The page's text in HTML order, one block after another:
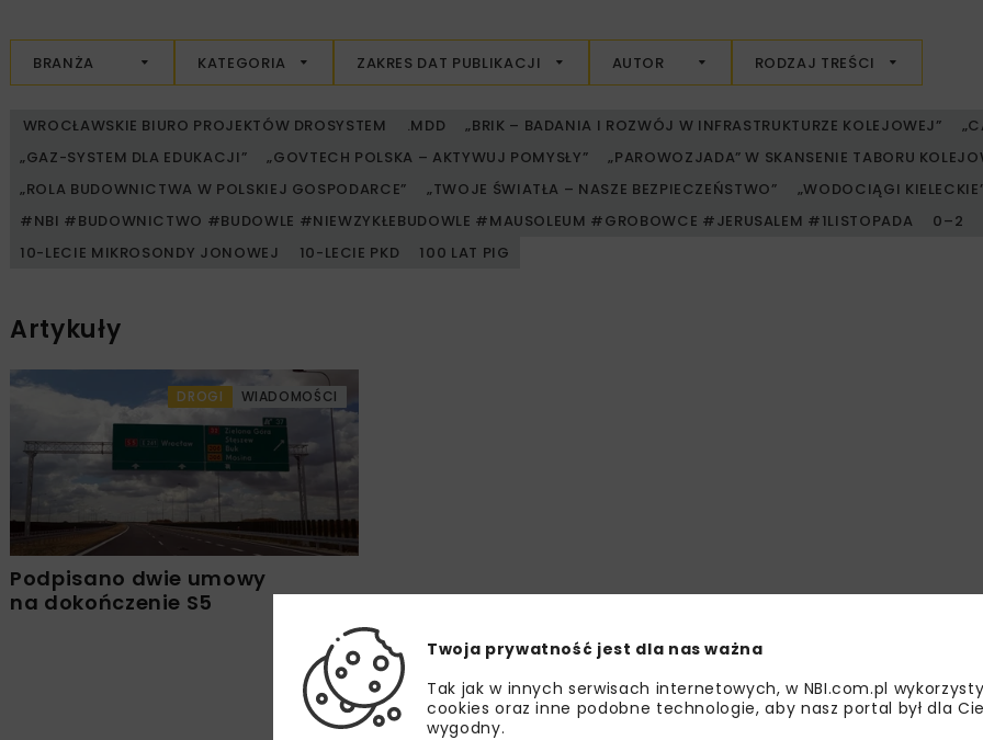
BRANŻA KATEGORIA ZAKRES DAT PUBLIKACJI AUTOR RODZAJ TREŚCI
WROCŁAWSKIE BIURO PROJEKTÓW DROSYSTEM .MDD „BRIK – BADANIA I ROZWÓJ W INFRASTRUKTURZE KOLEJOWEJ”
„GAZ-SYSTEM DLA EDUKACJI”
„GOVTECH POLSKA – AKTYWUJ POMYSŁY”
„PAROWOZJADA” W SKANSENIE TABORU
„ROLA BUDOWNICTWA W POLSKIEJ GOSPODARCE”
„TWOJE ŚWIATŁA – NASZE BEZPIECZEŃSTWO”
„WODOCIĄGI
#NBI #BUDOWNICTWO #BUDOWLE #NIEWZYKŁEBUDOWLE #MAUSOLEUM #GROBOWCE #JERUSALEM #1LISTOPADA
0–2
10-LECIE MIKROSONDY JONOWEJ
10-LECIE PKD 100 LAT PIG
Artykuły
DROGI WIADOMOŚCI
Podpisano dwie umowy
na dokończenie S5
Twoja prywatność jest dla nas ważna
Tak jak w innych serwisach internetowych, w NBI.com.pl
cookies oraz inne podobne technologie, aby nasz portal był dla
wygodny.